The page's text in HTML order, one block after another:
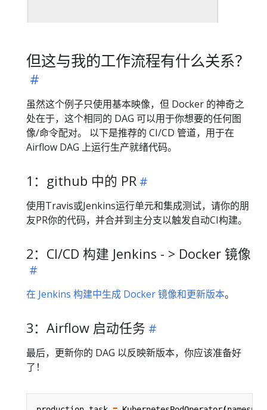
但这与我的工作流程有什么关系？
虽然这个例子只使用基本映像，但 Docker 的神奇之
处在于，这个相同的 DAG 可以用于你想要的任何图
像/命令配对。 以下是推荐的 CI/CD 管道，用于在
Airflow DAG 上运行生产就绪代码。
1：github 中的 PR
使用Travis或Jenkins运行单元和集成测试，请你的朋
友PR你的代码，并合并到主分支以触发自动CI构建。
2：CI/CD 构建 Jenkins - > Docker 镜像
在 Jenkins 构建中生成 Docker 镜像和更新版本。
3：Airflow 启动任务
最后，更新你的 DAG 以反映新版本，你应该准备好
了！